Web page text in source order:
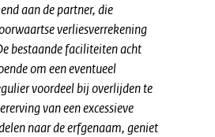
aan de partner, die
verliesverrekening
bestaande faciliteiten acht
om een eventueel
voordeel bij overlijden te
van een excessieve
naar de erfgenaam, geniet